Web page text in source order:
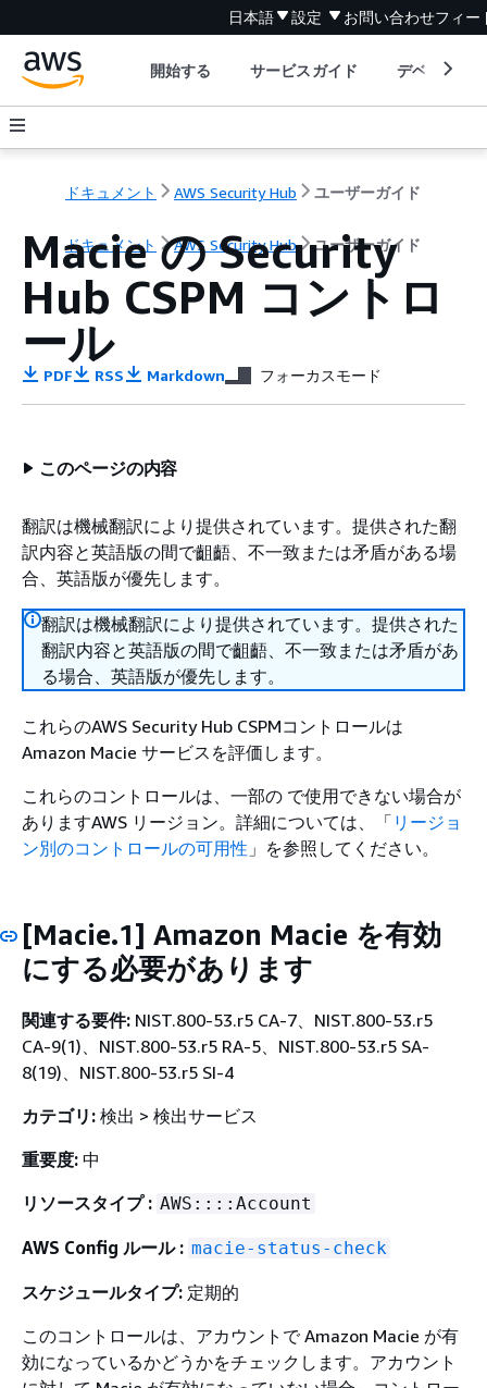
日本語 設定 お問い合わせフィー
開始する サービスガイド デベロッパ
ドキュメント AWS Security Hub ユーザーガイド
ドキュメント AWS Security Hub ユーザーガイド
Macie の Security
Hub CSPM コントロ
ール
PDF RSS Markdown フォーカスモード
このページの内容
翻訳は機械翻訳により提供されています。提供された翻
訳内容と英語版の間で齟齬、不一致または矛盾がある場
合、英語版が優先します。
翻訳は機械翻訳により提供されています。提供された
翻訳内容と英語版の間で齟齬、不一致または矛盾があ
る場合、英語版が優先します。
これらのAWS Security Hub CSPMコントロールは
Amazon Macie サービスを評価します。
これらのコントロールは、一部の で使用できない場合が
ありますAWS リージョン。詳細については、「 リージョ
ン別のコントロールの可用性 」を参照してください。
[Macie.1] Amazon Macie を有効
にする必要があります
関連する要件: NIST.800-53.r5 CA-7、NIST.800-53.r5
CA-9(1)、NIST.800-53.r5 RA-5、NIST.800-53.r5 SA-
8(19)、NIST.800-53.r5 SI-4
カテゴリ: 検出 > 検出サービス
重要度: 中
リソースタイプ : AWS::::Account
AWS Config ルール : macie-status-check
スケジュールタイプ: 定期的
このコントロールは、アカウントで Amazon Macie が有
効になっているかどうかをチェックします。アカウント